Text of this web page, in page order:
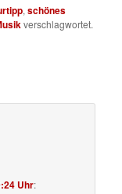
,schönes
verschlagwortet.
Uhr: